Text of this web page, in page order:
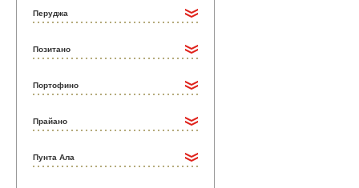
Перуджа
Позитано
Портофино
Прайано
Пунта Ала